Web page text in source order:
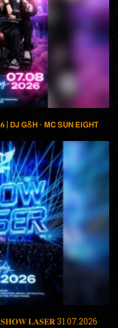
| 𝗗𝗝 𝗚&𝗛 - 𝗠𝗖 𝗦𝗨𝗡 𝗘𝗜𝗚𝗛𝗧
𝐋𝐀𝐒𝐄𝐑 31.07.2026